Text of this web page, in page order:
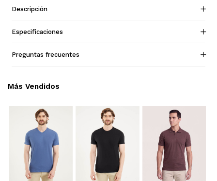
Descripción
Especificaciones
Preguntas frecuentes
Más Vendidos